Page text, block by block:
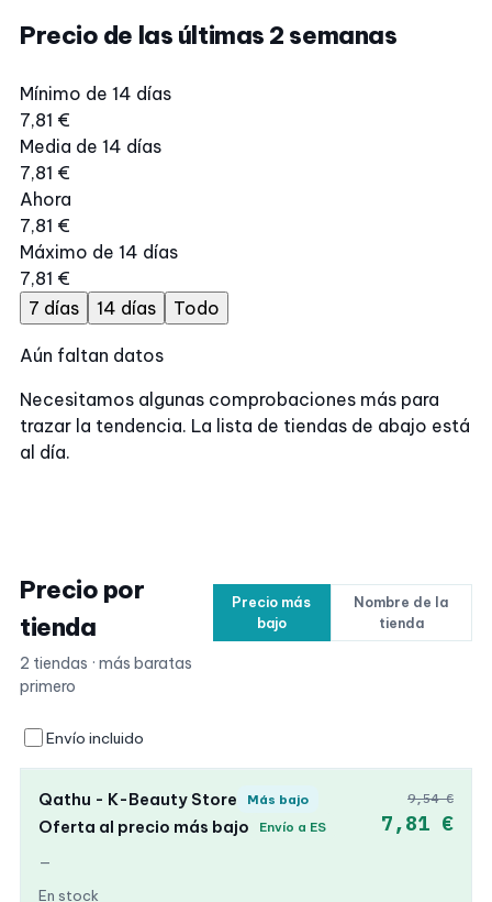
Precio de las últimas 2 semanas
Mínimo de 14 días
7,81 €
Media de 14 días
7,81 €
Ahora
7,81 €
Máximo de 14 días
7,81 €
7 días
14 días Todo
Aún faltan datos
Necesitamos algunas comprobaciones más para
trazar la tendencia. La lista de tiendas de abajo está
al día.
Precio por
tienda
2 tiendas · más baratas
primero
Precio más
bajo
Nombre de la
tienda
Envío incluido
Qathu - K-Beauty Store Más bajo
Oferta al precio más bajo Envío a ES
—
En stock
9,54 €
7,81 €